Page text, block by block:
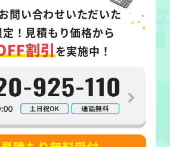
問い合わせいただいた
！ 見積もり価格から
割引を実施中！